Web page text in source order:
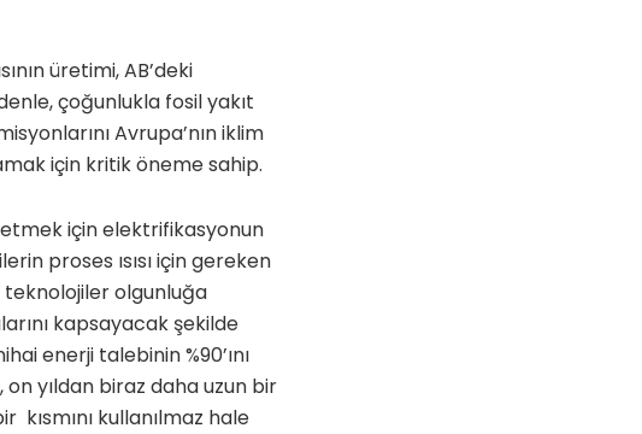
üretimi, AB’deki
çoğunlukla fosil yakıt
Avrupa’nın iklim
için kritik öneme sahip.
için elektrifikasyonun
proses ısısı için gereken
teknolojiler olgunluğa
kapsayacak şekilde
enerji talebinin %90’ını
yıldan biraz daha uzun bir
kısmını kullanılmaz hale